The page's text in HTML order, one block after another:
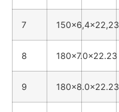
7 150x6,4x22,23
8 180x7.0x22.23
9 180x8.0x22.23